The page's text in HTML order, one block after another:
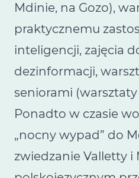
Mdinie, na Gozo),
praktycznemu
inteligencji, zajęcia
dezinformacji,
seniorami
Ponadto w czasie
„nocny wypad” do
zwiedzanie Valletty i